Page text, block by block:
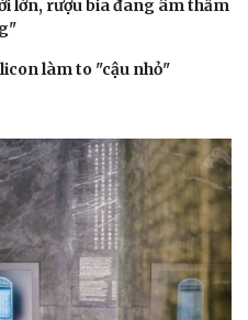
lớn, rượu bia đang âm thầm
làm to "cậu nhỏ"